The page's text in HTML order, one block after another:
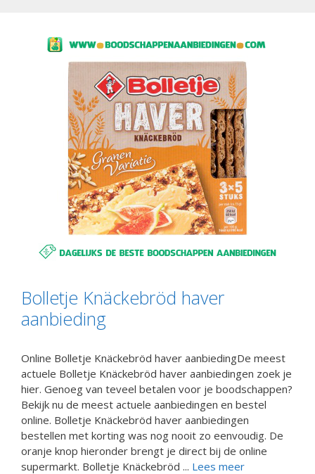
Bolletje Knäckebröd haver
aanbieding
Online Bolletje Knäckebröd haver aanbiedingDe meest
actuele Bolletje Knäckebröd haver aanbiedingen zoek je
hier. Genoeg van teveel betalen voor je boodschappen?
Bekijk nu de meest actuele aanbiedingen en bestel
online. Bolletje Knäckebröd haver aanbiedingen
bestellen met korting was nog nooit zo eenvoudig. De
oranje knop hieronder brengt je direct bij de online
supermarkt. Bolletje Knäckebröd ... Lees meer